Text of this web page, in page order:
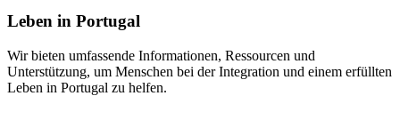
Leben in Portugal
Wir bieten umfassende Informationen, Ressourcen und
Unterstützung, um Menschen bei der Integration und einem erfüllten
Leben in Portugal zu helfen.